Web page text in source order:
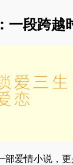
一段跨越
部爱情小说，